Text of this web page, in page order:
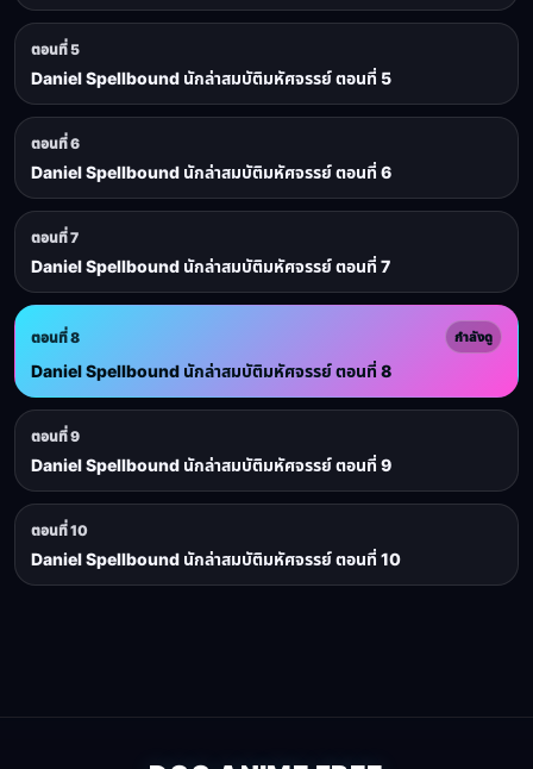
ตอนที่ 5
Daniel Spellbound นักล่าสมบัติมหัศจรรย์ ตอนที่ 5
ตอนที่ 6
Daniel Spellbound นักล่าสมบัติมหัศจรรย์ ตอนที่ 6
ตอนที่ 7
Daniel Spellbound นักล่าสมบัติมหัศจรรย์ ตอนที่ 7
ตอนที่ 8 กำลังดู
Daniel Spellbound นักล่าสมบัติมหัศจรรย์ ตอนที่ 8
ตอนที่ 9
Daniel Spellbound นักล่าสมบัติมหัศจรรย์ ตอนที่ 9
ตอนที่ 10
Daniel Spellbound นักล่าสมบัติมหัศจรรย์ ตอนที่ 10